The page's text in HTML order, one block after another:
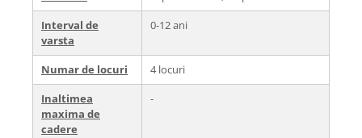
Interval de
varsta
0-12 ani
Numar de locuri
4 locuri
Inaltimea
maxima de
cadere
-